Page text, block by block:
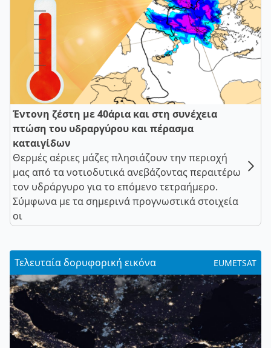
Έντονη ζέστη με 40άρια και στη συνέχεια
πτώση του υδραργύρου και πέρασμα
καταιγίδων
Θερμές αέριες μάζες πλησιάζουν την περιοχή
μας από τα νοτιοδυτικά ανεβάζοντας περαιτέρω
τον υδράργυρο για το επόμενο τετραήμερο.
Σύμφωνα με τα σημερινά προγνωστικά στοιχεία
οι
Τελευταία δορυφορική εικόνα EUMETSAT